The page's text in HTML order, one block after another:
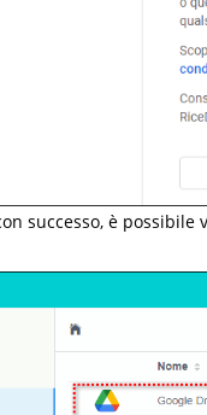
successo, è